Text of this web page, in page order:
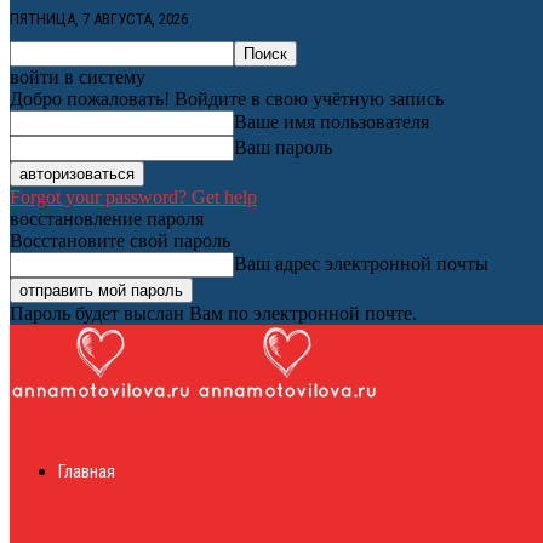
ПЯТНИЦА, 7 АВГУСТА, 2026
войти в систему
Добро пожаловать! Войдите в свою учётную запись
Ваше имя пользователя
Ваш пароль
Forgot your password? Get help
восстановление пароля
Восстановите свой пароль
Ваш адрес электронной почты
Пароль будет выслан Вам по электронной почте.
Главная